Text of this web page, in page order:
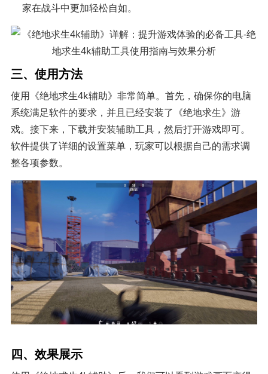
家在战斗中更加轻松自如。
三、使用方法
使用《绝地求生4k辅助》非常简单。首先，确保你的电脑
系统满足软件的要求，并且已经安装了《绝地求生》游
戏。接下来，下载并安装辅助工具，然后打开游戏即可。
软件提供了详细的设置菜单，玩家可以根据自己的需求调
整各项参数。
四、效果展示